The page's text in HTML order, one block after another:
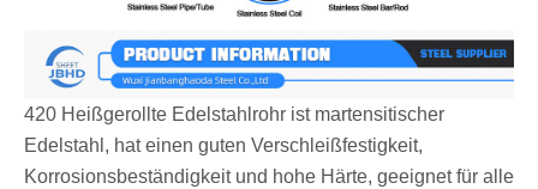
420 Heißgerollte Edelstahlrohr ist martensitischer
Edelstahl, hat einen guten Verschleißfestigkeit,
Korrosionsbeständigkeit und hohe Härte, geeignet für alle